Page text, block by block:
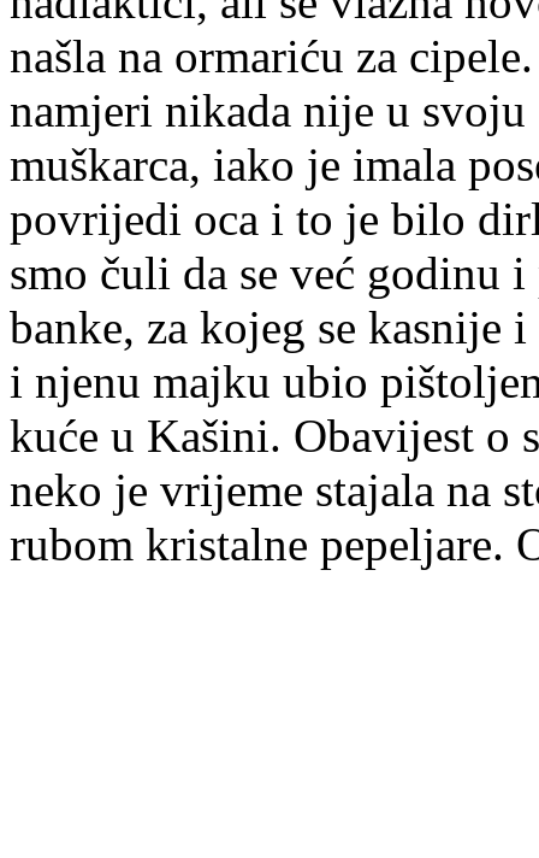
našla na ormariću za
namjeri nikada nije u
muškarca, iako je imala
povrijedi oca i to je bilo
smo čuli da se već godinu
banke, za kojeg se kasnije
i njenu majku ubio
kuće u Kašini. Obavijest o
neko je vrijeme stajala na
rubom kristalne